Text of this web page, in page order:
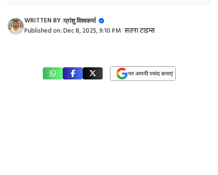
WRITTEN BY :प्रांशु विश्वकर्मा
Published on:Dec 8, 2025, 9:10 PM सतना टाइम्स